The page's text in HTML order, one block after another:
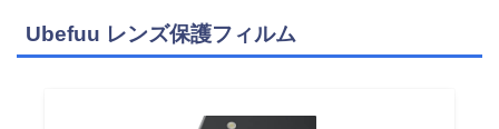
Ubefuu レンズ保護フィルム